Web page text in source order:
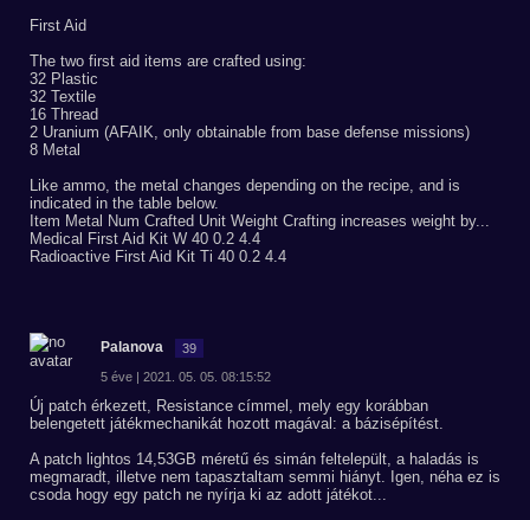
First Aid
The two first aid items are crafted using:
32 Plastic
32 Textile
16 Thread
2 Uranium (AFAIK, only obtainable from base defense missions)
8 Metal
Like ammo, the metal changes depending on the recipe, and is
indicated in the table below.
Item Metal Num Crafted Unit Weight Crafting increases weight by...
Medical First Aid Kit W 40 0.2 4.4
Radioactive First Aid Kit Ti 40 0.2 4.4
Palanova 39
5 éve | 2021. 05. 05. 08:15:52
Új patch érkezett, Resistance címmel, mely egy korábban
belengetett játékmechanikát hozott magával: a bázisépítést.
A patch lightos 14,53GB méretű és simán feltelepült, a haladás is
megmaradt, illetve nem tapasztaltam semmi hiányt. Igen, néha ez is
csoda hogy egy patch ne nyírja ki az adott játékot...